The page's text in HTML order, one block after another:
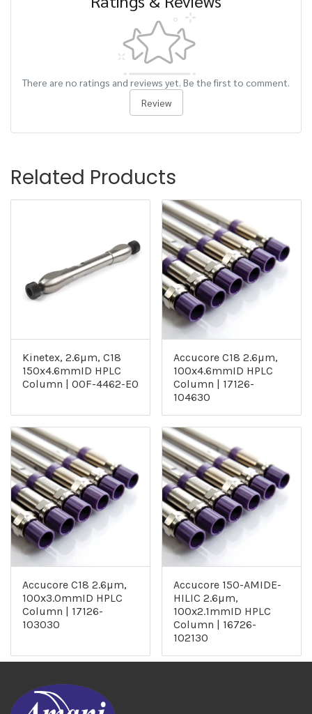
There are no ratings and reviews yet. Be the first to comment.
Review
Related Products
Kinetex, 2.6µm, C18
150x4.6mmID HPLC
Column | 00F-4462-E0
Accucore C18 2.6µm,
100x4.6mmID HPLC
Column | 17126-
104630
Accucore C18 2.6µm,
100x3.0mmID HPLC
Column | 17126-
103030
Accucore 150-AMIDE-
HILIC 2.6µm,
100x2.1mmID HPLC
Column | 16726-
102130